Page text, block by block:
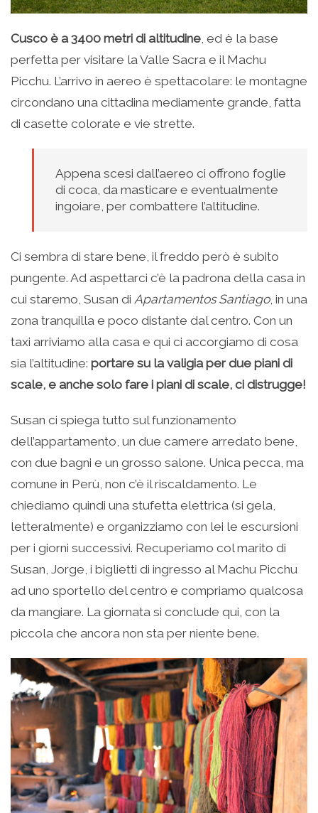
Cusco è a 3400 metri di altitudine, ed è la base
perfetta per visitare la Valle Sacra e il Machu
Picchu. L’arrivo in aereo è spettacolare: le montagne
circondano una cittadina mediamente grande, fatta
di casette colorate e vie strette.
Appena scesi dall’aereo ci offrono foglie
di coca, da masticare e eventualmente
ingoiare, per combattere l’altitudine.
Ci sembra di stare bene, il freddo però è subito
pungente. Ad aspettarci c’è la padrona della casa in
cui staremo, Susan di Apartamentos Santiago, in una
zona tranquilla e poco distante dal centro. Con un
taxi arriviamo alla casa e qui ci accorgiamo di cosa
sia l’altitudine: portare su la valigia per due piani di
scale, e anche solo fare i piani di scale, ci distrugge!
Susan ci spiega tutto sul funzionamento
dell’appartamento, un due camere arredato bene,
con due bagni e un grosso salone. Unica pecca, ma
comune in Perù, non c’è il riscaldamento. Le
chiediamo quindi una stufetta elettrica (si gela,
letteralmente) e organizziamo con lei le escursioni
per i giorni successivi. Recuperiamo col marito di
Susan, Jorge, i biglietti di ingresso al Machu Picchu
ad uno sportello del centro e compriamo qualcosa
da mangiare. La giornata si conclude qui, con la
piccola che ancora non sta per niente bene.